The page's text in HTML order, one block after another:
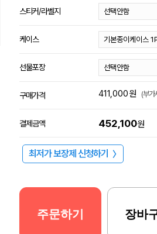
스티커/라벨지
케이스
선물포장
구매가격 411,000원 (부가
결제금액 452,100원
최저가 보장제 신청하기 〉
주문하기 장바